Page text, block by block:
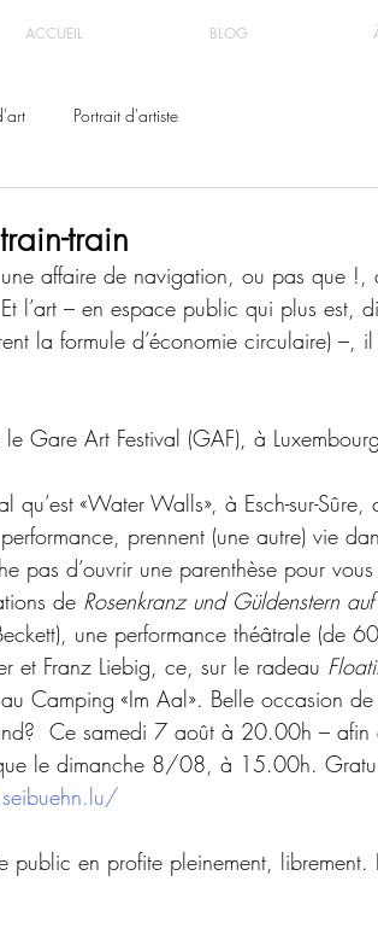
ACCUEIL BLOG
Portrait d'artiste
train
affaire de navigation, ou pas que !,
l’art – en espace public qui plus est,
la formule d’économie circulaire) –,
Gare Art Festival (GAF), à
qu’est «Water Walls», à Esch-sur-
prennent (une autre) vie
pas d’ouvrir une parenthèse pour
de Rosenkranz und Güldenstern
une performance théâtrale (de
et Franz Liebig, ce, sur le radeau
Camping «Im Aal». Belle occasion
Ce samedi 7 août à 20.00h –
le dimanche 8/08, à 15.00h.
public en profite pleinement,